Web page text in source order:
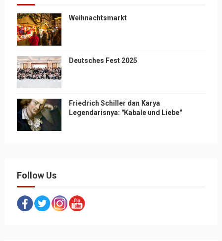
Weihnachtsmarkt
Deutsches Fest 2025
Friedrich Schiller dan Karya
Legendarisnya: "Kabale und Liebe"
Follow Us